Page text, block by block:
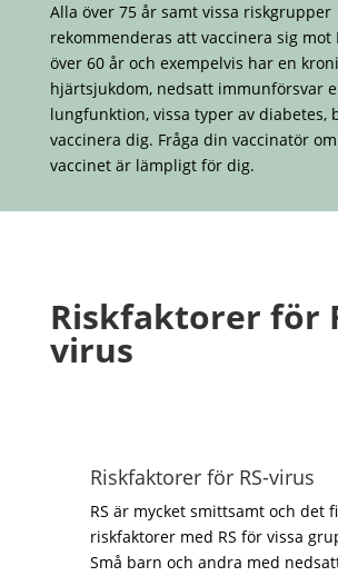
Alla över 75 år samt vissa riskgrupper
rekommenderas att vaccinera sig mot
över 60 år och exempelvis har en
hjärtsjukdom, nedsatt immunförsvar
lungfunktion, vissa typer av diabetes,
vaccinera dig. Fråga din vaccinatör
vaccinet är lämpligt för dig.
Riskfaktorer för
virus
Riskfaktorer för RS-virus
RS är mycket smittsamt och det
riskfaktorer med RS för vissa
Små barn och andra med